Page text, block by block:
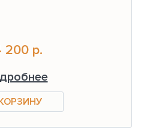
200 р.